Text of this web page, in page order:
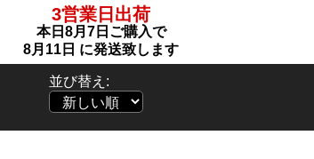
3営業日出荷
本日 8月7日 ご購入で
8月11日 に発送致します
並び替え: